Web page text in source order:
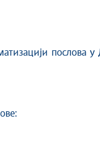
послова